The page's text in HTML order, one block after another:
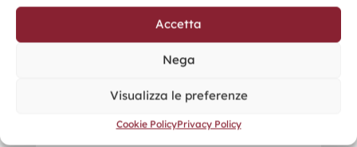
Accetta
Nega
Visualizza le preferenze
Cookie PolicyPrivacy Policy